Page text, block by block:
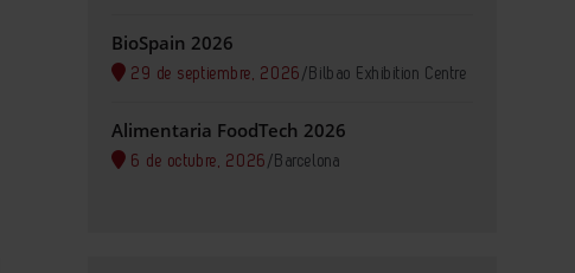
BioSpain 2026
29 de septiembre, 2026 / Bilbao Exhibition Centre
Alimentaria FoodTech 2026
6 de octubre, 2026 / Barcelona